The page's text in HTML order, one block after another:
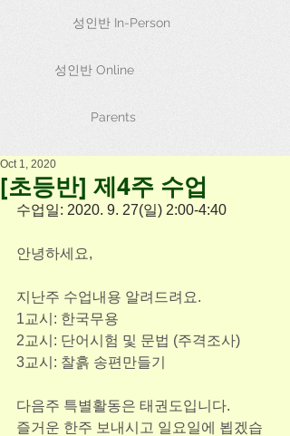
성인반 In-Person
성인반 Online
Parents
[초등반] 제4주 수업
Oct 1, 2020
수업일: 2020. 9. 27(일) 2:00-4:40
안녕하세요,
지난주 수업내용 알려드려요.
1교시: 한국무용
2교시: 단어시험 및 문법 (주격조사)
3교시: 찰흙 송편만들기
다음주 특별활동은 태권도입니다.
즐거운 한주 보내시고 일요일에 뵙겠습